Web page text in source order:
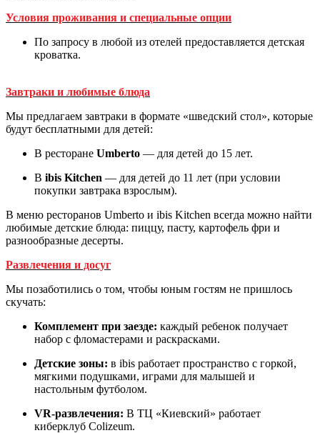
Условия проживания и специальные опции
По запросу в любой из отелей предоставляется детская
кроватка.
Завтраки и любимые блюда
Мы предлагаем завтраки в формате «шведский стол», которые
будут бесплатными для детей:
В ресторане Umberto — для детей до 15 лет.
В ibis Kitchen — для детей до 11 лет (при условии
покупки завтрака взрослым).
В меню ресторанов Umberto и ibis Kitchen всегда можно найти
любимые детские блюда: пиццу, пасту, картофель фри и
разнообразные десерты.
Развлечения и досуг
Мы позаботились о том, чтобы юным гостям не пришлось
скучать:
Комплемент при заезде: каждый ребенок получает
набор с фломастерами и раскрасками.
Детские зоны: в ibis работает пространство с горкой,
мягкими подушками, играми для малышей и
настольным футболом.
VR-развлечения: В ТЦ «Киевский» работает
киберклуб Colizeum.